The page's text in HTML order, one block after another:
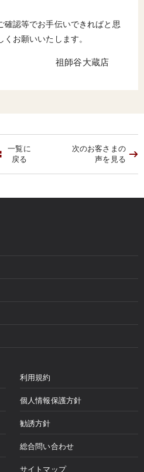
確認等でお手伝いできればと思
お願いいたします。
祖師谷大蔵店
一覧に
戻る
次のお客さまの
声を見る
利用規約
個人情報保護方針
勧誘方針
総合問い合わせ
サイトマップ